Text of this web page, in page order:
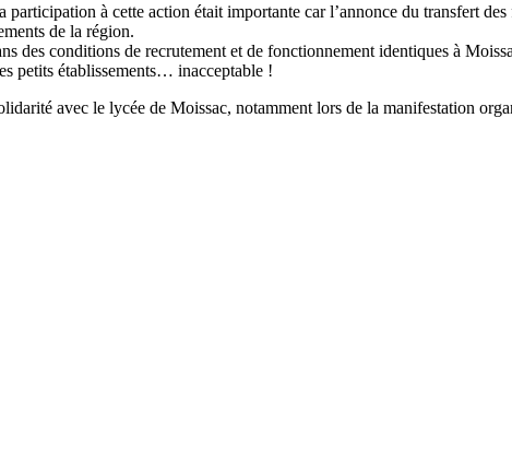
à cette action était importante car l’annonce du transfert
de la région.
des conditions de recrutement et de fonctionnement identiques à
petits établissements… inacceptable !
avec le lycée de Moissac, notamment lors de la manifestation